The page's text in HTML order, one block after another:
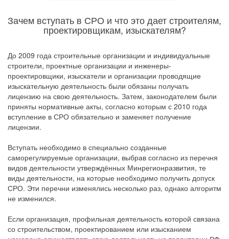
Зачем вступать в СРО и что это дает строителям,
проектировщикам, изыскателям?
До 2009 года строительные организации и индивидуальные
строители, проектные организации и инженеры-
проектировщики, изыскатели и организации проводящие
изыскательную деятельность были обязаны получать
лицензию на свою деятельность. Затем, законодателем были
приняты нормативные акты, согласно которым с 2010 года
вступление в СРО обязательно и заменяет получение
лицензии.
Вступать необходимо в специально созданные
саморегулируемые организации, выбрав согласно из перечня
видов деятельности утверждённых Минрегионразвития, те
виды деятельности, на которые необходимо получить допуск
СРО. Эти перечни изменялись несколько раз, однако алгоритм
не изменился.
Если организация, профильная деятельность которой связана
со строительством, проектированием или изысканием